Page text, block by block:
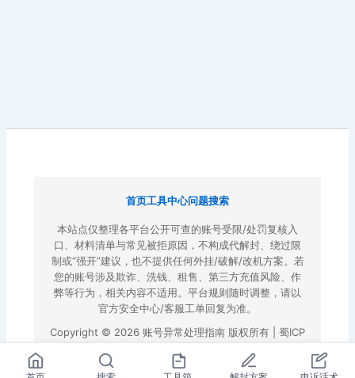
首页工具中心问题搜索
本站点仅整理各平台公开可查的账号受限/处罚复核入
口、材料清单与常见被拒原因，不构成代解封、绕过限
制或“强开”建议，也不提供任何外挂/破解/改机方案。若
您的账号涉及欺诈、洗钱、租售、第三方充值风险、作
弊等行为，相关内容不适用。平台规则随时调整，请以
官方安全中心/客服工单回复为准。
Copyright © 2026 账号异常处理指南 版权所有 | 蜀ICP